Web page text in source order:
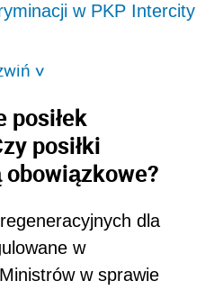
w PKP Intercity
>
posiłek
posiłki
dla
w
w sprawie